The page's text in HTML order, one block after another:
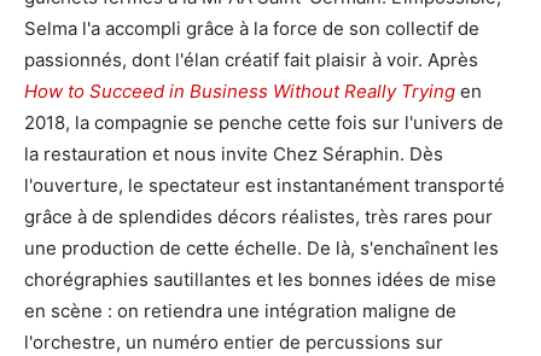
Selma l'a accompli grâce à la force de son collectif de
passionnés, dont l'élan créatif fait plaisir à voir. Après
How to Succeed in Business Without Really Trying en
2018, la compagnie se penche cette fois sur l'univers de
la restauration et nous invite Chez Séraphin. Dès
l'ouverture, le spectateur est instantanément transporté
grâce à de splendides décors réalistes, très rares pour
une production de cette échelle. De là, s'enchaînent les
chorégraphies sautillantes et les bonnes idées de mise
en scène : on retiendra une intégration maligne de
l'orchestre, un numéro entier de percussions sur